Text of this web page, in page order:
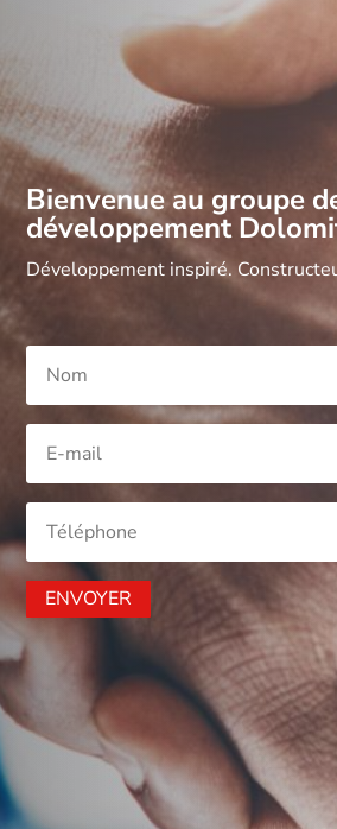
Bienvenue au groupe
développement
Développement inspiré.